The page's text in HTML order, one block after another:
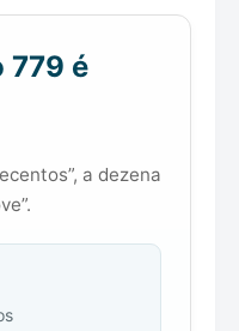
779 é
a dezena